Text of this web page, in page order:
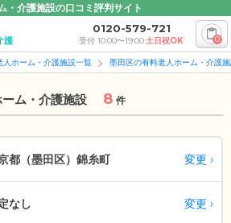
・介護施設の口コミ評判サイト
0120-579-721
受付 10:00〜19:00土日祝OK 0
人ホーム・介護施設一覧 墨田区の有料老人ホーム・介護
ム・介護施設 8 件
都（墨田区） 錦糸町 変更
なし 変更